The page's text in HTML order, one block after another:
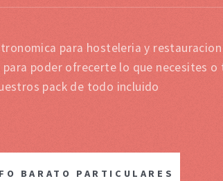
para hosteleria y restauracion
poder ofrecerte lo que necesites o
pack de todo incluido
BARATO PARTICULARES